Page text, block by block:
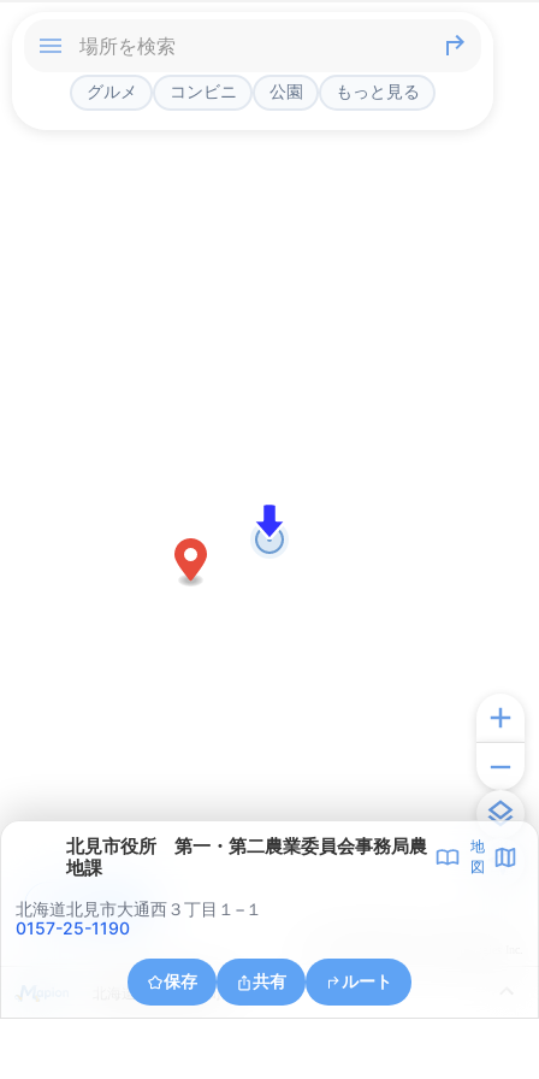
グルメ コンビニ 公園 もっと見る
北見市役所 第一・第二農業委員会事務局農
地課
地
図
北海道北見市大通西３丁目１−１
0157-25-1190
保存 共有 ルート
北海道北見市朝日町
アプリで見る